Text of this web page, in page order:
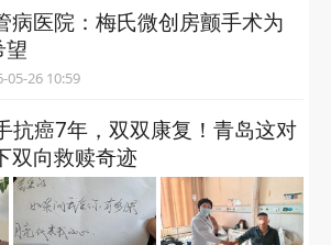
病医院：梅氏微创房颤手术为
望
半岛网 2026-05-26 10:59
抗癌7年，双双康复！青岛这对
双向救赎奇迹